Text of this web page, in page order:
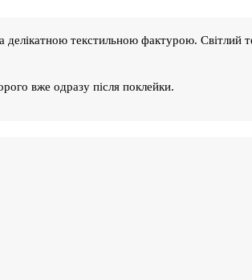
текстильною фактурою. Світлий
вже одразу після поклейки.